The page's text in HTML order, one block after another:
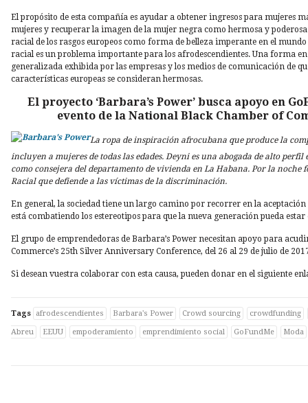
El propósito de esta compañía es ayudar a obtener ingresos para mujeres
mujeres y recuperar la imagen de la mujer negra como hermosa y
racial de los rasgos europeos como forma de belleza imperante en el
racial es un problema importante para los afrodescendientes. Una forma
generalizada exhibida por las empresas y los medios de comunicación de
características europeas se consideran hermosas.
El proyecto ‘Barbara’s Power’ busca apoyo en
evento de la National Black Chamber of
La ropa de inspiración afrocubana que produce la
incluyen a mujeres de todas las edades. Deyni es una abogada de alto
como consejera del departamento de vivienda en La Habana. Por la
Racial que defiende a las víctimas de la discriminación.
En general, la sociedad tiene un largo camino por recorrer en la
está combatiendo los estereotipos para que la nueva generación pueda
El grupo de emprendedoras de Barbara’s Power necesitan apoyo para
Commerce’s 25th Silver Anniversary Conference, del 26 al 29 de julio de
Si desean vuestra colaborar con esta causa, pueden donar en el siguiente
Tags afrodescendientes Barbara's Power Crowd sourcing crowdfunding
Abreu EEUU empoderamiento emprendimiento social GoFundMe Moda